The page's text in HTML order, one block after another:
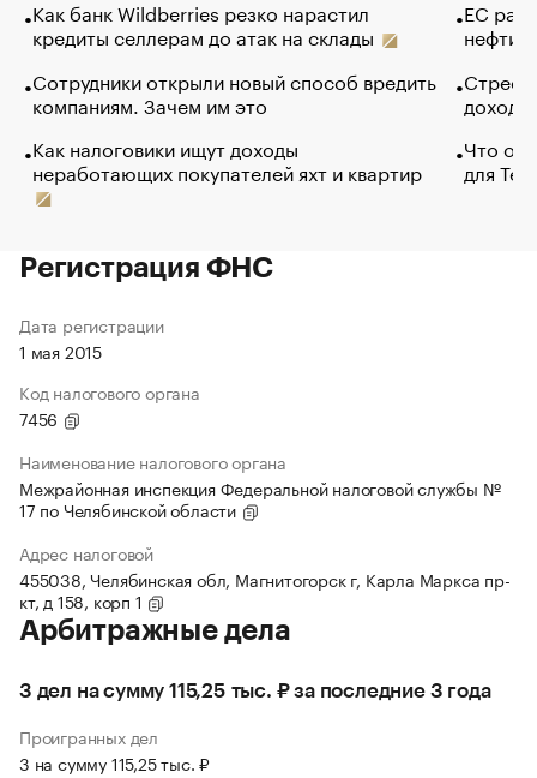
Как банк Wildberries резко нарастил
кредиты селлерам до атак на склады
Сотрудники открыли новый способ вредить
компаниям. Зачем им это
Как налоговики ищут доходы
неработающих покупателей яхт и квартир
ЕС
нефти
Что
для
Регистрация ФНС
Дата регистрации
1 мая 2015
Код налогового органа
7456
Наименование налогового органа
Межрайонная инспекция Федеральной налоговой службы №
17 по Челябинской области
Адрес налоговой
455038, Челябинская обл, Магнитогорск г, Карла Маркса пр-
кт, д 158, корп 1
Арбитражные дела
3 дел на сумму 115,25 тыс. ₽ за последние 3 года
Проигранных дел
3 на сумму 115,25 тыс. ₽